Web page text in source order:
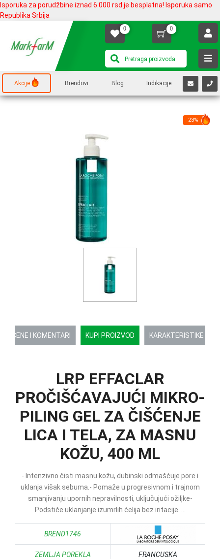
Isporuka za porudžbine iznad 6.000 rsd je besplatna! Isporuka samo
Republika Srbija
0 0
Akcije Brendovi Blog Indikacije
OCENE I KOMENTARI KUPI PROIZVOD KARAKTERISTIKE
23%
LRP EFFACLAR
PROČIŠĆAVAJUĆI MIKRO-
PILING GEL ZA ČIŠĆENJE
LICA I TELA, ZA MASNU
KOŽU, 400 ML
- Intenzivno čisti masnu kožu, dubinski odmašćuje pore i
uklanja višak sebuma.- Pomaže u progresivnom i trajnom
smanjivanju upornih nepravilnosti, uključujući ožiljke-
Podstiče uklanjanje izumrlih ćelija bez iritacije. ...
BREND1746
ZEMLJA POREKLA FRANCUSKA